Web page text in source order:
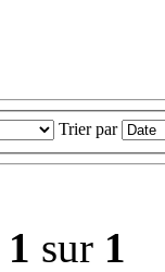
Trier par
1 sur 1